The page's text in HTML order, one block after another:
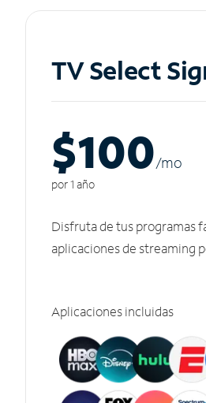
TV Select
$100/mo
por 1 año
Disfruta de tus programas
aplicaciones de streaming
Aplicaciones incluidas